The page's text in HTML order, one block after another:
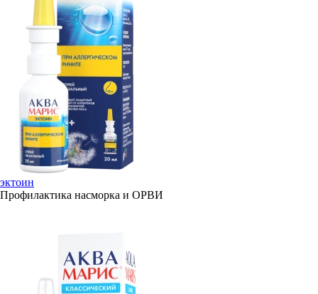
эктоин
Профилактика насморка и ОРВИ